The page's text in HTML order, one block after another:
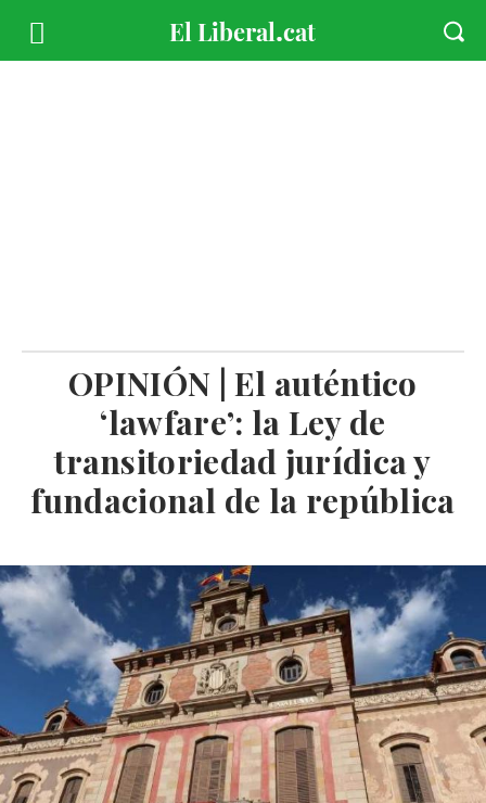
OPINIÓN | El auténtico
‘lawfare’: la Ley de
transitoriedad jurídica y
fundacional de la república